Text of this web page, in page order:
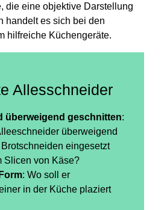
die eine objektive Darstellung
handelt es sich bei den
hilfreiche Küchengeräte.
Allesschneider
überweigend geschnitten:
überweigend
eingesetzt
Slicen von Käse?
: Wo soll er
in der Küche plaziert